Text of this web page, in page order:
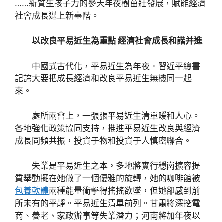
……新質生孩子力的參天年夜樹茁壯發展，賦能經濟
社會成長邁上新臺階。
以改良平易近生為重點 經濟社會成長和諧并進
中國式古代化，平易近生為年夜。習近平總書
記誇大要把成長經濟和改良平易近生無機同一起
來。
處所兩會上，一張張平易近生清單暖和人心。
各地強化政策協同支持，推進平易近生改良與經濟
成長同頻共振，投資于物和投資于人慎密聯合。
失業是平易近生之本。多地將實行穩崗擴容提
質舉動擺在她做了一個優雅的旋轉，她的咖啡館被
包養軟體兩種能量衝擊得搖搖欲墜，但她卻感到前
所未有的平靜。平易近生清單前列。甘肅將深挖電
商、養老、家政辦事等失業潛力；河南將加年夜以